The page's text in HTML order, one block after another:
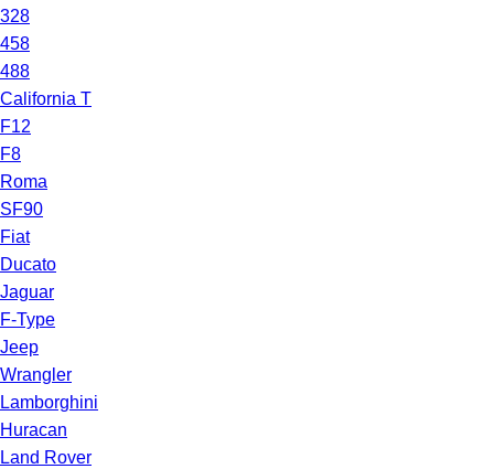
328
458
488
California T
F12
F8
Roma
SF90
Fiat
Ducato
Jaguar
F-Type
Jeep
Wrangler
Lamborghini
Huracan
Land Rover